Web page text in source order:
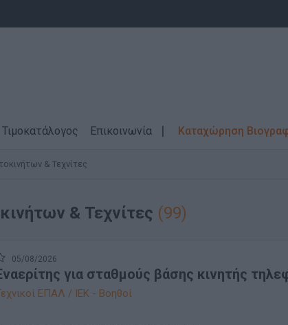
Τιμοκατάλογος Επικοινωνία Καταχώρηση
& Τεχνίτες
& Τεχνίτες (99)
05/08/2026
για σταθμούς βάσης κινητής
ΕΠΑΛ / ΙΕΚ - Βοηθοί